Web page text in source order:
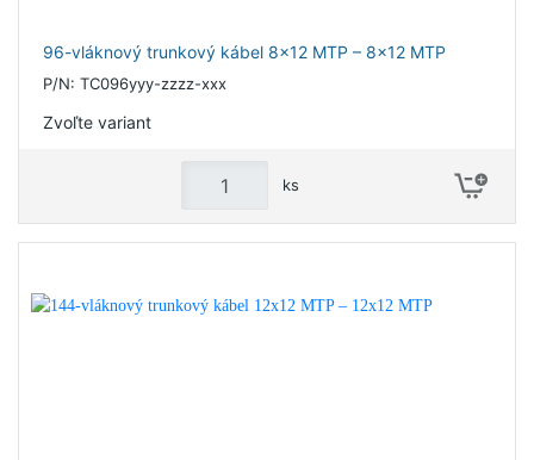
96-vláknový trunkový kábel 8x12 MTP – 8x12 MTP
P/N: TC096yyy-zzzz-xxx
Zvoľte variant
ks